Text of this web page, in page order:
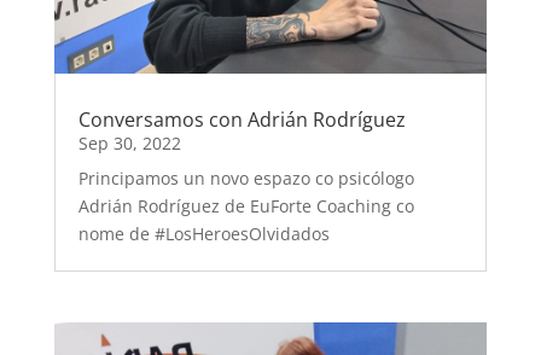
Conversamos con Adrián Rodríguez
Sep 30, 2022
Principamos un novo espazo co psicólogo
Adrián Rodríguez de EuForte Coaching co
nome de #LosHeroesOlvidados